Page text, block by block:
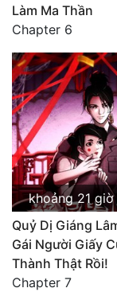
Làm Ma Thần
Chapter 6
khoảng 21
Quỷ Dị Giáng
Gái Người Giấy
Thành Thật Rồi!
Chapter 7